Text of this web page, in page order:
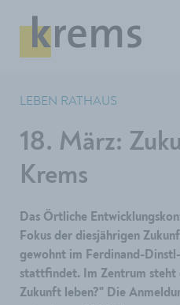
LEBEN RATHAUS
18. März:
Krems
Das Örtliche
Fokus der diesjährigen
gewohnt im Ferdinand-
stattfindet. Im Zentrum steht
Zukunft leben?" Die